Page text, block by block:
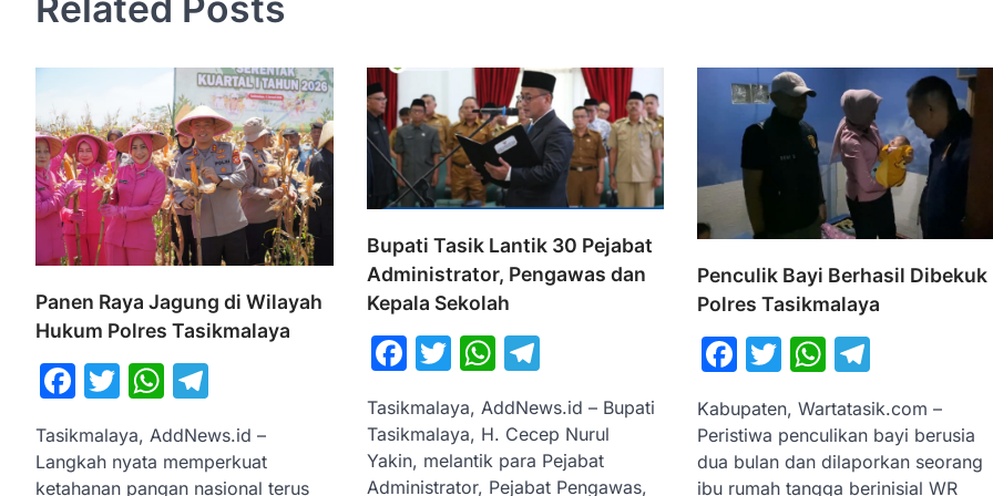
Panen Raya Jagung di Wilayah
Hukum Polres Tasikmalaya
Facebook
TwitterWhatsApp
Tasikmalaya, AddNews.id –
Langkah nyata memperkuat
ketahanan pangan nasional terus
Bupati Tasik Lantik 30 Pejabat
Administrator, Pengawas dan
Kepala Sekolah
Facebook
Twitter
WhatsApp
Telegram
Tasikmalaya, AddNews.id – Bupati
Tasikmalaya, H. Cecep Nurul
Yakin, melantik para Pejabat
Administrator, Pejabat Pengawas,
Penculik Bayi Berhasil Dibekuk
Polres Tasikmalaya
Facebook
Twitter
Kabupaten, Wartatasik.com –
Peristiwa penculikan bayi berusia
dua bulan dan dilaporkan seorang
ibu rumah tangga berinisial WR